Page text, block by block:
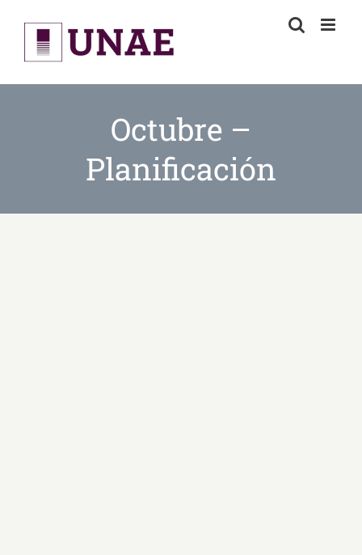
content
Octubre –
Planificación